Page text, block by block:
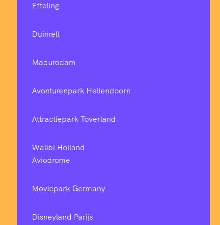
Efteling
Duinrell
Madurodam
Avonturenpark Hellendoorn
Attractiepark Toverland
Walibi Holland
Aviodrome
Moviepark Germany
Disneyland Parijs